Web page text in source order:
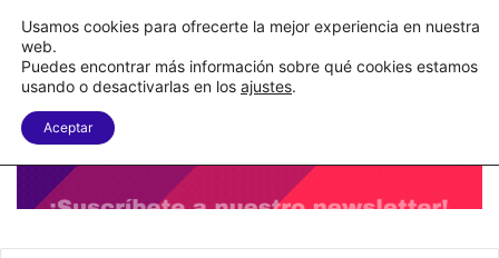
C&A México completa la implementación de su WMS en la nube
Menu
Usamos cookies para ofrecerte la mejor experiencia en nuestra
web.
Puedes encontrar más información sobre qué cookies estamos
usando o desactivarlas en los ajustes.
Aceptar